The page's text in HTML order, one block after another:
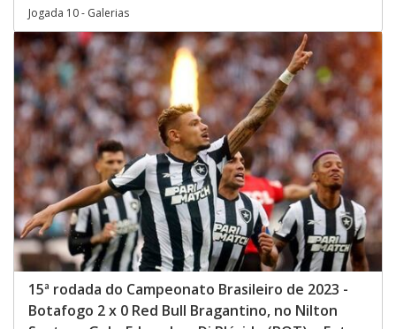
Jogada 10 - Galerias
15ª rodada do Campeonato Brasileiro de 2023 -
Botafogo 2 x 0 Red Bull Bragantino, no Nilton